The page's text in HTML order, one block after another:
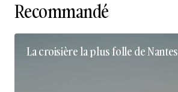
Recommandé
La croisière la plus folle de Nantes